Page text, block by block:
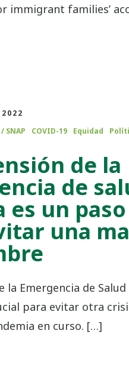
immigrant families’
SNAP COVID-19 Equidad
de la
de
es un
una
la Emergencia de Salud
para evitar otra
en curso. […]